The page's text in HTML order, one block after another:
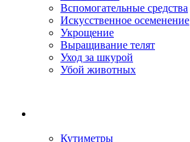
Вспомогательные средства
Искусственное осеменение
Укрощение
Выращивание телят
Уход за шкурой
Убой животных
Кутиметры